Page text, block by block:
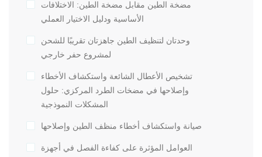
مضخة الطين مقابل مضخة الطين: الاختلافات
الأساسية ودليل الاختيار العملي
وحدتان لتنظيف الطين جاهزتان تقريبًا للشحن
لمشروع حفر خارجي
تشخيص الأعطال الشائعة واستكشاف الأخطاء
وإصلاحها في مضخات الطرد المركزي: حلول
المشكلات النموذجية
صيانة واستكشاف أخطاء منظف الطين وإصلاحها
العوامل المؤثرة على كفاءة الفصل في أجهزة